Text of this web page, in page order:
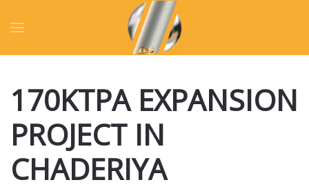
170KTPA EXPANSION
PROJECT IN
CHADERIYA